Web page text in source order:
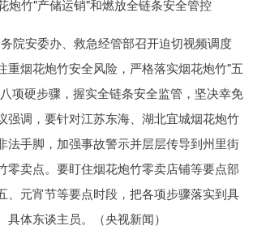
炮竹"产储运销"和燃放全链条安全管控
院安委办、救急经管部召开迫切视频调度
重烟花炮竹安全风险，严格落实烟花炮竹"五
项硬步骤，握实全链条安全监管，坚决幸免
强调，要针对江苏东海、湖北宜城烟花炮竹
法手脚，加强事故警示并层层传导到州里街
零卖点。要盯住烟花炮竹零卖店铺等要点部
、元宵节等要点时段，把各项步骤落实到具
体东谈主员。（央视新闻）